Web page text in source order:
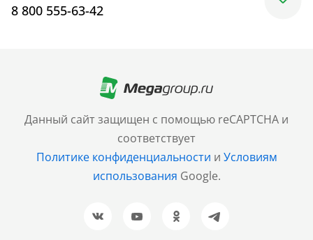
Данный сайт защищен с помощью reCAPTCHA и
соответствует
Политике конфиденциальности и Условиям
использования Google.
8 800 555-63-42
+7 (499) 705-30-10
Санкт-Петербург
+7 (812) 600-77-33
Барнаул
+7 (961) 999-93-93
Новосибирск